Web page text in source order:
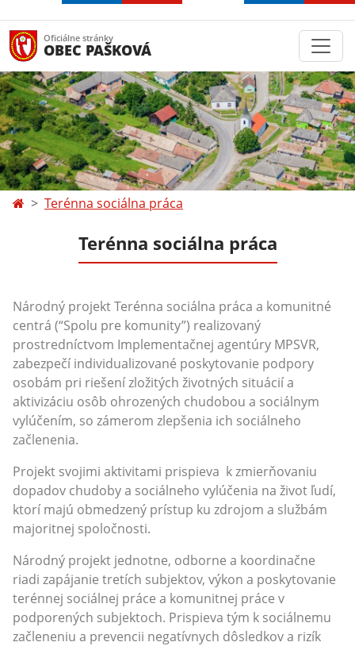
Oficiálne stránky
OBEC PAŠKOVÁ
Terénna sociálna práca
Terénna sociálna práca
Národný projekt Terénna sociálna práca a komunitné
centrá (“Spolu pre komunity”) realizovaný
prostredníctvom Implementačnej agentúry MPSVR,
zabezpečí individualizované poskytovanie podpory
osobám pri riešení zložitých životných situácií a
aktivizáciu osôb ohrozených chudobou a sociálnym
vylúčením, so zámerom zlepšenia ich sociálneho
začlenenia.
Projekt svojimi aktivitami prispieva k zmierňovaniu
dopadov chudoby a sociálneho vylúčenia na život ľudí,
ktorí majú obmedzený prístup ku zdrojom a službám
majoritnej spoločnosti.
Národný projekt jednotne, odborne a koordinačne
riadi zapájanie tretích subjektov, výkon a poskytovanie
terénnej sociálnej práce a komunitnej práce v
podporených subjektoch. Prispieva tým k sociálnemu
začleneniu a prevencii negatívnych dôsledkov a rizík